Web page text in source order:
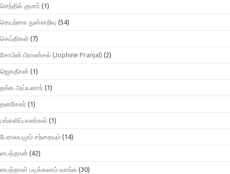
செந்தில் குமார் (1)
செயற்கை நுன்னறிவு (54)
செய்திகள் (7)
சோபின் பிராண்சல் (Jophine Pranjal) (2)
ஜெகதீசன் (1)
தங்க அய்யனார் (1)
தனசேகர் (1)
பங்களிப்பாளர்கள் (1)
பேராலயமும் சந்தையும் (14)
பைத்தான் (42)
பைத்தான் படிக்கலாம் வாங்க (30)